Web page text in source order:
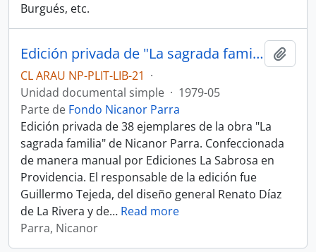
Burgués, etc.
Edición privada de "La sagrada familia" de Nicanor Parra
CL ARAU NP-PLIT-LIB-21 ·
Unidad documental simple · 1979-05
Parte de Fondo Nicanor Parra
Edición privada de 38 ejemplares de la obra "La
sagrada familia" de Nicanor Parra. Confeccionada
de manera manual por Ediciones La Sabrosa en
Providencia. El responsable de la edición fue
Guillermo Tejeda, del diseño general Renato Díaz
de La Rivera y de… Read more
Parra, Nicanor